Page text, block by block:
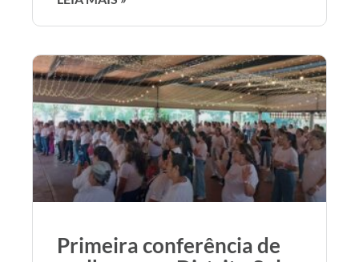
Primeira conferência de